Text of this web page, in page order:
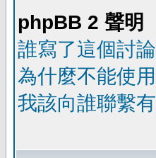
phpBB 2 聲明
誰寫了這個討
為什麼不能使
我該向誰聯繫